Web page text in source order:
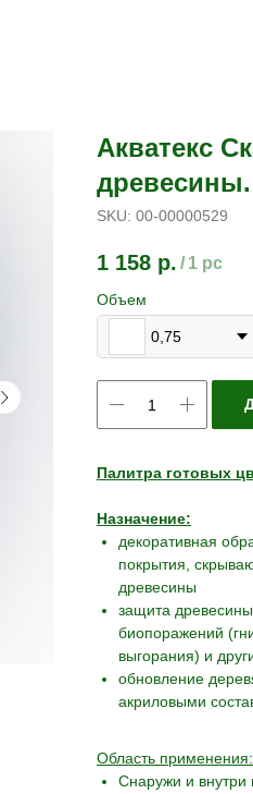
Акватекс
SKU: 00-00000529
1 158 р. / 1 pc
Объем
0,75
Палитра готовых
Назначение:
декоративная
покрытия,
древесины
защита
биопоражений
выгорания) и
обновление
акриловыми
Область применения:
Снаружи и